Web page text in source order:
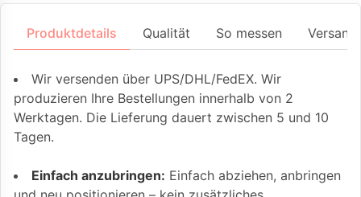
Produktdetails Qualität So messen
Wir versenden über UPS/DHL/FedEX. Wir
produzieren Ihre Bestellungen innerhalb von 2
Werktagen. Die Lieferung dauert zwischen 5 und 10
Tagen.
Einfach anzubringen: Einfach abziehen, anbringen